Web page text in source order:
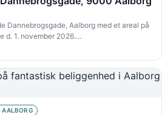
Dannebrogsgade, Aalborg med et areal på
d. 1. november 2026.…